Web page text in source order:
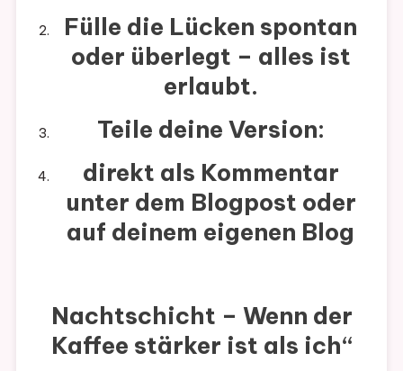
Fülle die Lücken spontan
oder überlegt – alles ist
erlaubt.
Teile deine Version:
direkt als Kommentar
unter dem Blogpost oder
auf deinem eigenen Blog
Nachtschicht – Wenn der
Kaffee stärker ist als ich“